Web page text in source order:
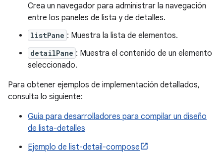
Crea un navegador para administrar la navegación
entre los paneles de lista y de detalles.
listPane : Muestra la lista de elementos.
detailPane : Muestra el contenido de un elemento
seleccionado.
Para obtener ejemplos de implementación detallados,
consulta lo siguiente:
Guía para desarrolladores para compilar un diseño
de lista-detalles
Ejemplo de list-detail-compose